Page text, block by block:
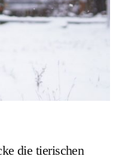
die tierischen